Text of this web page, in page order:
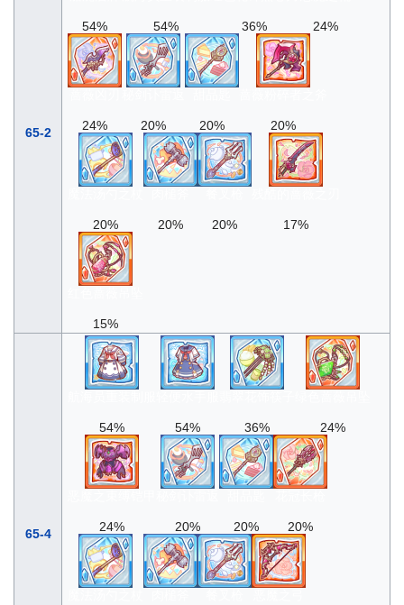
65-2
54% 54% 36% 24%
24% 20% 20% 20%
20% 20% 20% 17%
15%
65-4
54% 54% 36% 24%
24% 20% 20% 20%